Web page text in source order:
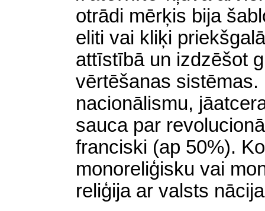
otrādi mērķis bija
eliti vai kliķi
attīstībā un izdzēšot
vērtēšanas
nacionālismu,
sauca par
franciski (ap 50%).
monoreliģisku vai
reliģija ar valsts